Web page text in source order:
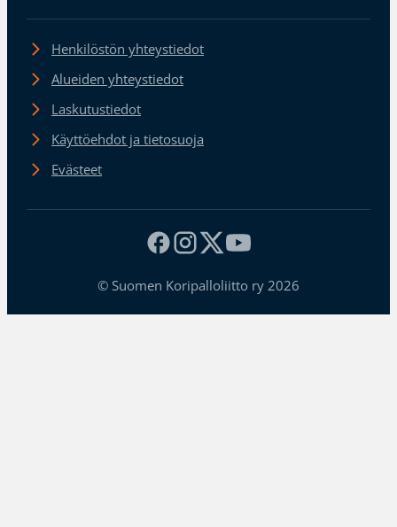
Henkilöstön yhteystiedot
Alueiden yhteystiedot
Laskutustiedot
Käyttöehdot ja tietosuoja
Evästeet
© Suomen Koripalloliitto ry 2026